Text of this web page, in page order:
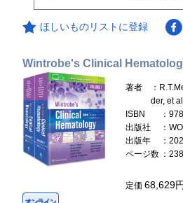
ほしいものリストに登録
Wintrobe's Clinical
著者
：
der, et
ISBN
：
出版社
：
出版年
：
ページ数 ：
定価68,629